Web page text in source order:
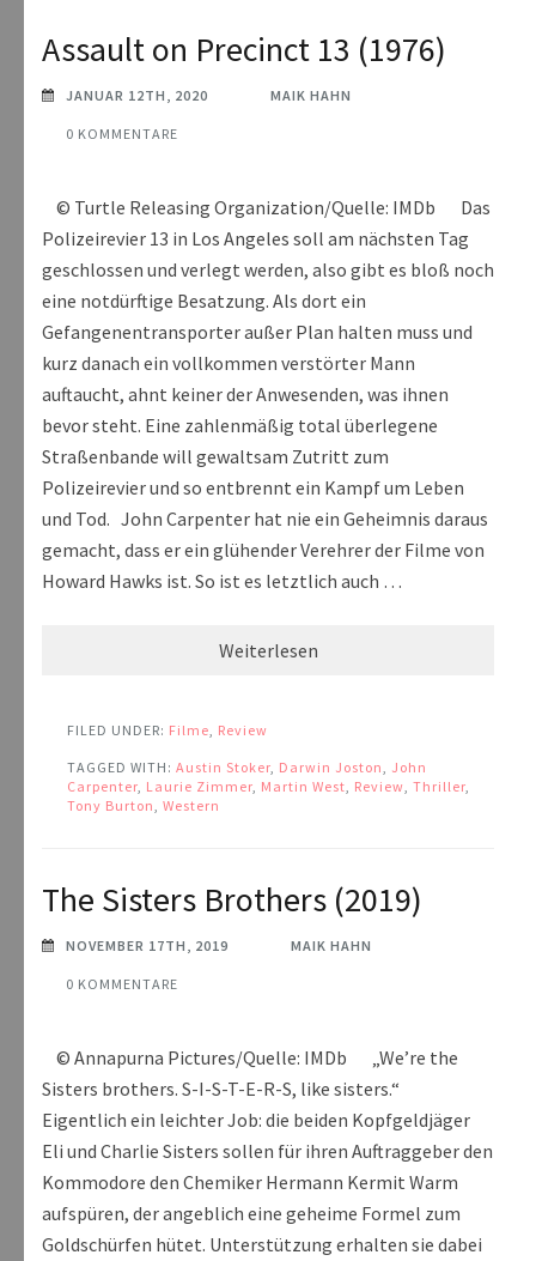
Assault on Precinct 13 (1976)
JANUAR 12TH, 2020 MAIK HAHN
0 KOMMENTARE
© Turtle Releasing Organization/Quelle: IMDb Das
Polizeirevier 13 in Los Angeles soll am nächsten Tag
geschlossen und verlegt werden, also gibt es bloß noch
eine notdürftige Besatzung. Als dort ein
Gefangenentransporter außer Plan halten muss und
kurz danach ein vollkommen verstörter Mann
auftaucht, ahnt keiner der Anwesenden, was ihnen
bevor steht. Eine zahlenmäßig total überlegene
Straßenbande will gewaltsam Zutritt zum
Polizeirevier und so entbrennt ein Kampf um Leben
und Tod. John Carpenter hat nie ein Geheimnis daraus
gemacht, dass er ein glühender Verehrer der Filme von
Howard Hawks ist. So ist es letztlich auch …
Weiterlesen
FILED UNDER: Filme Review
TAGGED WITH: Austin Stoker Darwin Joston
John
Carpenter Laurie Zimmer Martin West Review Thriller
Tony Burton Western
The Sisters Brothers (2019)
NOVEMBER 17TH, 2019 MAIK HAHN
0 KOMMENTARE
© Annapurna Pictures/Quelle: IMDb „We’re the
Sisters brothers. S-I-S-T-E-R-S, like sisters.“
Eigentlich ein leichter Job: die beiden Kopfgeldjäger
Eli und Charlie Sisters sollen für ihren Auftraggeber den
Kommodore den Chemiker Hermann Kermit Warm
aufspüren, der angeblich eine geheime Formel zum
Goldschürfen hütet. Unterstützung erhalten sie dabei